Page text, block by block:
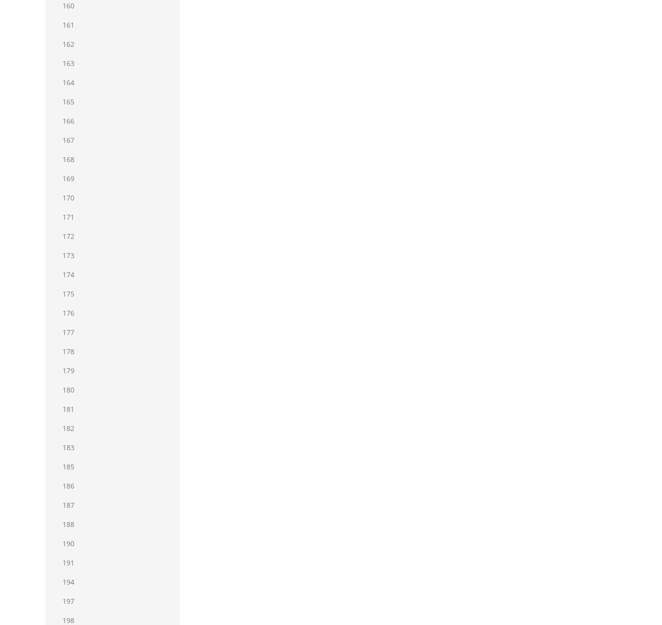
160
161
162
163
164
165
166
167
168
169
170
171
172
173
174
175
176
177
178
179
180
181
182
183
185
186
187
188
190
191
194
197
198